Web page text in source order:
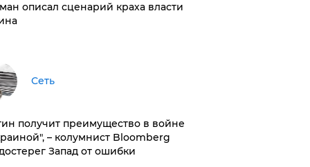
описал сценарий краха власти
Сеть
получит преимущество в войне
– колумнист Bloomberg
Запад от ошибки